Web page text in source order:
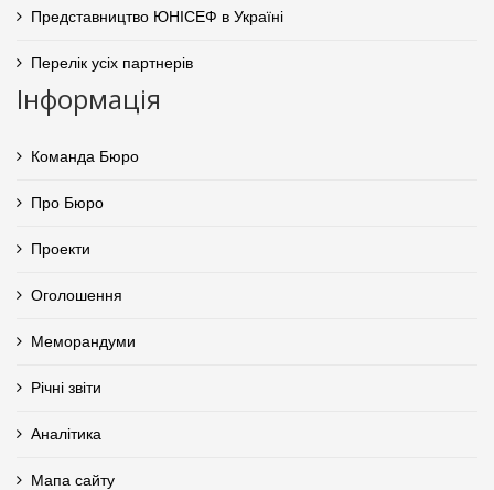
Представництво ЮНІСЕФ в Україні
Перелік усіх партнерів
Інформація
Команда Бюро
Про Бюро
Проекти
Оголошення
Меморандуми
Річні звіти
Аналітика
Мапа сайту